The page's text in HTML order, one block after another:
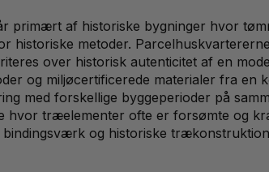
primært af historiske bygninger hvor
metoder.
over historisk autenticitet af en
og miljøcertificerede materialer fra en
med forskellige byggeperioder på
hvor træelementer ofte er forsømte og
bindingsværk og historiske